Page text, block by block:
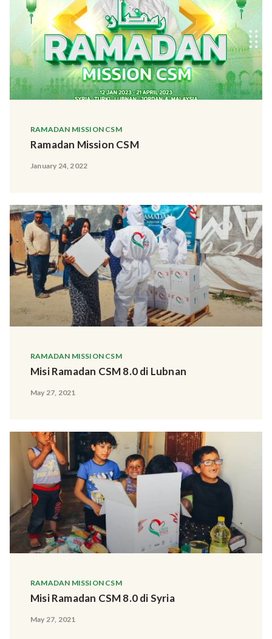
RAMADAN MISSION CSM
Ramadan Mission CSM
January 24, 2022
RAMADAN MISSION CSM
Misi Ramadan CSM 8.0 di Lubnan
May 27, 2021
RAMADAN MISSION CSM
Misi Ramadan CSM 8.0 di Syria
May 27, 2021